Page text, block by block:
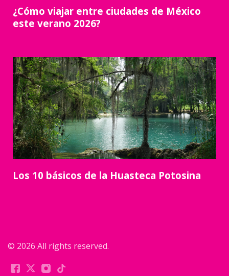
¿Cómo viajar entre ciudades de México
este verano 2026?
Los 10 básicos de la Huasteca Potosina
© 2026 All rights reserved.